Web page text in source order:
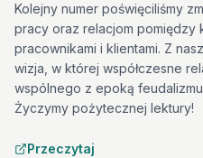
Kolejny numer poświęciliśmy
pracy oraz relacjom pomiędzy
pracownikami i klientami. Z
wizja, w której współczesne
wspólnego z epoką
Życzymy pożytecznej lektury!
Przeczytaj